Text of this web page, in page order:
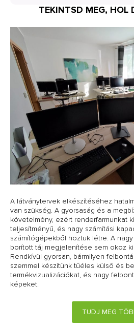
TEKINTSD MEG, HOL
A látványtervek elkészítéséhez
van szükség. A gyorsaság és a
követelmény, ezért renderfarmunkat
teljesítményű, és nagy számítási
számítógépekből hoztuk létre. A
borított táj megjelenítése sem okoz
Rendkívül gyorsan, bármilyen
szemmel készítünk tűéles külső és
termékvizualizációkat, és nagy
képeket.
TUDJ MEG